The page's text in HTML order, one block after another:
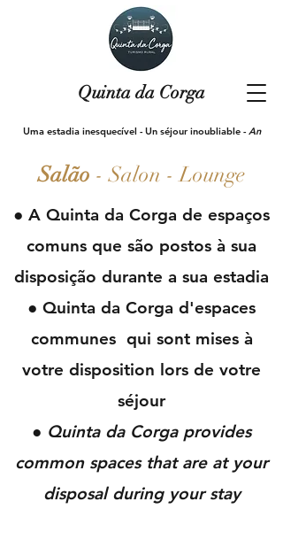
Quinta da Corga
Uma estadia inesquecível - Un séjour inoubliable - An
Salão - Salon - Lounge
● A Quinta da Corga de espaços
comuns que são postos à sua
disposição durante a sua estadia
● Quinta da Corga d'espaces
communes qui sont mises à
votre disposition lors de votre
séjour
● Quinta da Corga provides
common spaces that are at your
disposal during your stay